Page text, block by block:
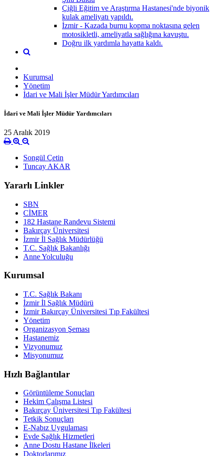
Çiğli Eğitim ve Araştırma Hastanesi'nde biyonik
kulak ameliyatı yapıldı.
İzmir - Kazada burnu kopma noktasına gelen
motosikletli, ameliyatla sağlığına kavuştu.
Doğru ilk yardımla hayatta kaldı.
Kurumsal
Yönetim
İdari ve Mali İşler Müdür Yardımcıları
İdari ve Mali İşler Müdür Yardımcıları
25 Aralık 2019
Songül Çetin
Tuncay AKAR
Yararlı Linkler
SBN
CİMER
182 Hastane Randevu Sistemi
Bakırçay Üniversitesi
İzmir İl Sağlık Müdürlüğü
T.C. Sağlık Bakanlığı
Anne Yolculuğu
Kurumsal
T.C. Sağlık Bakanı
İzmir İl Sağlık Müdürü
İzmir Bakırçay Üniversitesi Tıp Fakültesi
Yönetim
Organizasyon Şeması
Hastanemiz
Vizyonumuz
Misyonumuz
Hızlı Bağlantılar
Görüntüleme Sonuçları
Hekim Çalışma Listesi
Bakırçay Üniversitesi Tıp Fakültesi
Tetkik Sonuçları
E-Nabız Uygulaması
Evde Sağlık Hizmetleri
Anne Dostu Hastane İlkeleri
Doktorlarımız